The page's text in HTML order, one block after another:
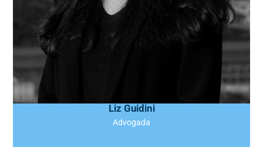
Liz Guidini
Advogada